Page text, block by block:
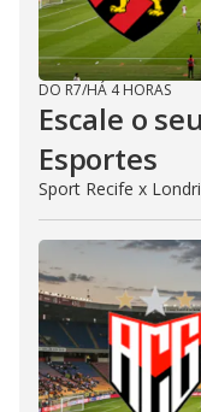
DO R7/HÁ 4 HORAS
Escale o
Esportes
Sport Recife x